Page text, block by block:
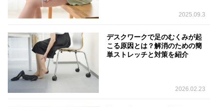
2025.09.3
デスクワークで足のむくみが起
こる原因とは？解消のための簡
単ストレッチと対策を紹介
2026.02.23